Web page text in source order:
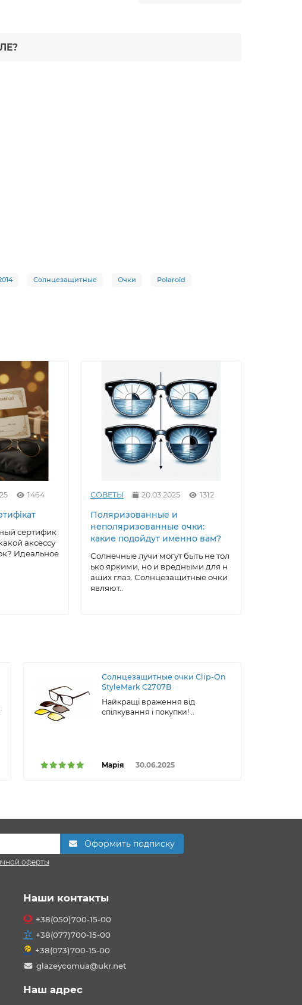
Солнцезащитные Очки Polaroid
1464
сертифик
аксессу
Идеальное
СОВЕТЫ 20.03.2025 1312
Поляризованные и
неполяризованные очки:
какие подойдут именно вам?
Солнечные лучи могут быть не тол
ько яркими, но и вредными для н
аших глаз. Солнцезащитные очки
являют..
Солнцезащитные очки Clip-On
StyleMark C2707B
Найкращі враження від
спілкування і покупки! ..
Марія 30.06.2025
Оформить подписку
оферты
Наши контакты
+38(050)700-15-00
+38(077)700-15-00
+38(073)700-15-00
glazeycomua@ukr.net
Наш адрес